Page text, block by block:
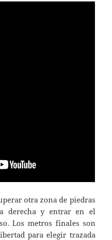
otra zona de piedras
derecha y entrar en el
Los metros finales son
para elegir trazada